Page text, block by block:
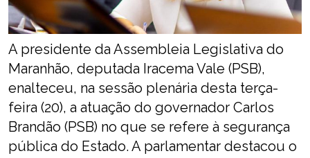
A presidente da Assembleia Legislativa do
Maranhão, deputada Iracema Vale (PSB),
enalteceu, na sessão plenária desta terça-
feira (20), a atuação do governador Carlos
Brandão (PSB) no que se refere à segurança
pública do Estado. A parlamentar destacou o